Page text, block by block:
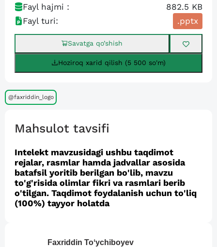
Fayl hajmi :
882.5 KB
Fayl turi:
.pptx
Savatga qo’shish
Hoziroq xarid qilish (5 500 so'm)
@faxriddin_logo
Mahsulot tavsifi
Intelekt mavzusidagi ushbu taqdimot
rejalar, rasmlar hamda jadvallar asosida
batafsil yoritib berilgan bo'lib, mavzu
to'g'risida olimlar fikri va rasmlari berib
o'tilgan. Taqdimot foydalanish uchun to'liq
(100%) tayyor holatda
Faxriddin Toʻychiboyev